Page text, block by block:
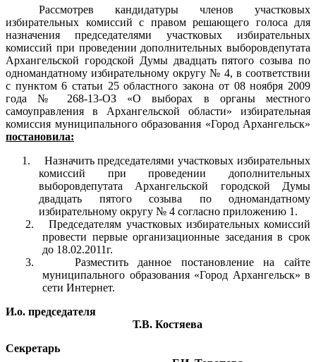
Рассмотрев кандидатуры членов участковых
избирательных комиссий с правом решающего голоса для
назначения председателями участковых избирательных
комиссий при проведении дополнительных выборовдепутата
Архангельской городской Думы двадцать пятого созыва по
одномандатному избирательному округу № 4, в соответствии
с пунктом 6 статьи 25 областного закона от 08 ноября 2009
года № 268-13-ОЗ «О выборах в органы местного
самоуправления в Архангельской области» избирательная
комиссия муниципального образования «Город Архангельск»
постановила:
1.
Назначить председателями участковых избирательных
комиссий при проведении дополнительных
выборовдепутата Архангельской городской Думы
двадцать пятого созыва по одномандатному
избирательному округу № 4 согласно приложению 1.
2.
Председателям участковых избирательных комиссий
провести первые организационные заседания в срок
до 18.02.2011г.
3.
Разместить данное постановление на сайте
муниципального образования «Город Архангельск» в
сети Интернет.
И.о. председателя
Т.В. Костяева
Секретарь